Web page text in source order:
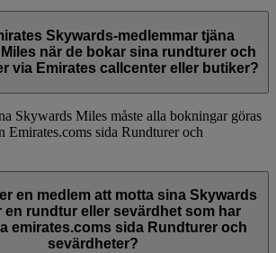
Skywards-medlemmar tjäna
när de bokar sina rundturer och
via Emirates callcenter eller butiker?
Skywards Miles måste alla bokningar göras
Emirates.coms sida Rundturer och
en medlem att motta sina Skywards
en rundtur eller sevärdhet som har
emirates.coms sida Rundturer och
sevärdheter?